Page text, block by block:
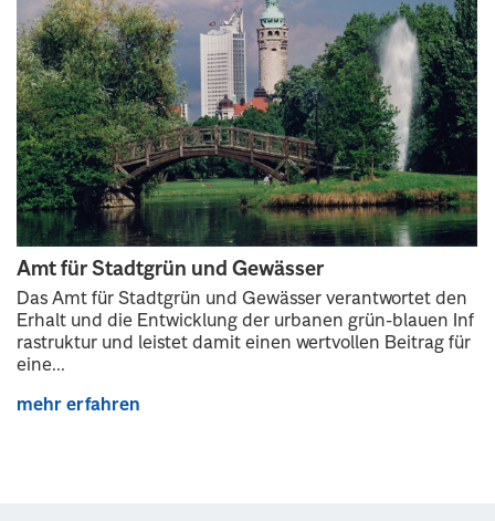
Amt für Stadtgrün und Gewässer
Das Amt für Stadtgrün und Gewässer verantwortet den
Erhalt und die Entwicklung der urbanen grün-blauen Inf
rastruktur und leistet damit einen wertvollen Beitrag für
eine...
mehr erfahren